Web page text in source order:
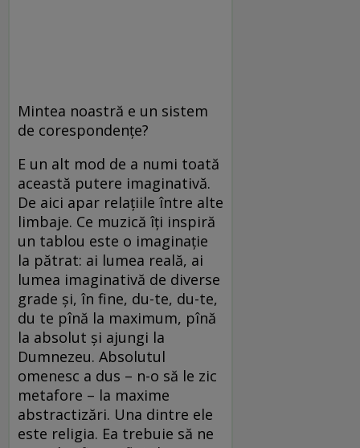
Mintea noastră e un sistem
de co­res­pon­dențe?
E un alt mod de a numi toată
această putere imaginativă.
De aici apar relațiile între alte
limbaje. Ce muzică îți inspiră
un tablou este o imaginație
la pătrat: ai lumea reală, ai
lumea imaginativă de diverse
grade și, în fine, du-te, du-te,
du te pînă la maximum, pînă
la absolut și ajungi la
Dumnezeu. Absolutul
omenesc a dus – n-o să le zic
metafore – la maxime
abstractizări. Una dintre ele
este religia. Ea trebuie să ne